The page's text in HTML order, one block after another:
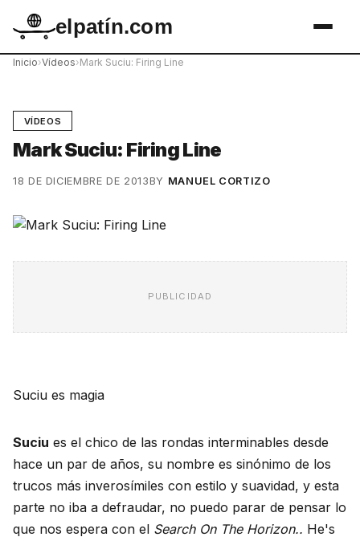
elpatín.com
Inicio›Vídeos›Mark Suciu: Firing Line
VÍDEOS
Mark Suciu: Firing Line
18 DE DICIEMBRE DE 2013BY MANUEL CORTIZO
PUBLICIDAD
Suciu es magia
Suciu es el chico de las rondas interminables desde
hace un par de años, su nombre es sinónimo de los
trucos más inverosímiles con estilo y suavidad, y esta
parte no iba a defraudar, no puedo parar de pensar lo
que nos espera con el Search On The Horizon.. He's